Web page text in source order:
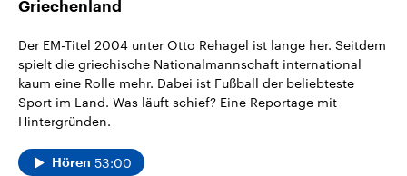
Griechenland
Der EM-Titel 2004 unter Otto Rehagel ist lange her. Seitdem
spielt die griechische Nationalmannschaft international
kaum eine Rolle mehr. Dabei ist Fußball der beliebteste
Sport im Land. Was läuft schief? Eine Reportage mit
Hintergründen.
Hören 53:00